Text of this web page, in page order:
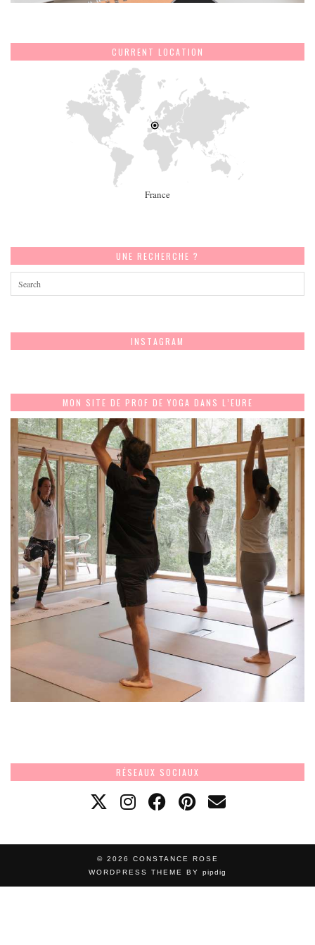
CURRENT LOCATION
France
UNE RECHERCHE ?
INSTAGRAM
MON SITE DE PROF DE YOGA DANS L’EURE
RÉSEAUX SOCIAUX
© 2026 CONSTANCE ROSE
WORDPRESS THEME BY pipdig